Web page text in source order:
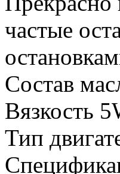
частые
Состав
Вязкость
Тип